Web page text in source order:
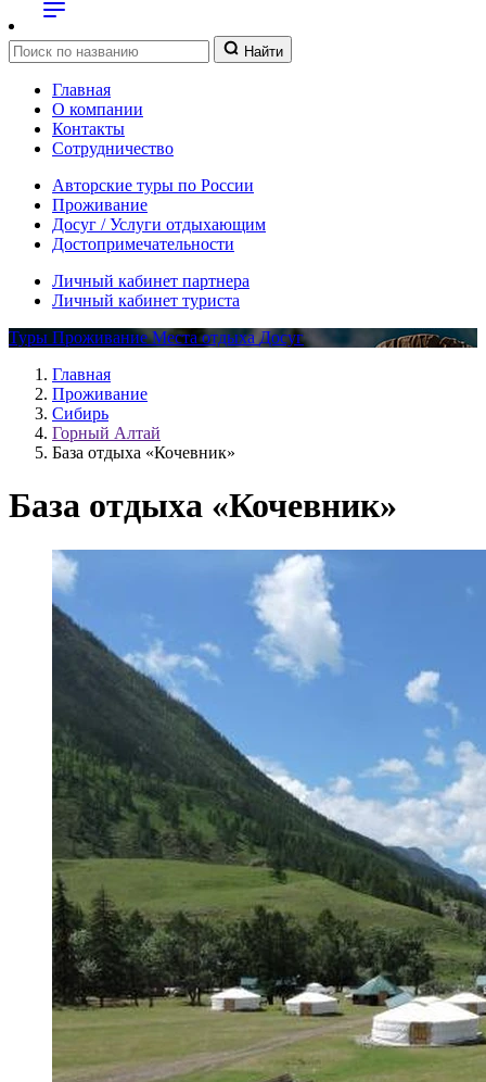
Найти
Главная
О компании
Контакты
Сотрудничество
Авторские туры по России
Проживание
Досуг / Услуги отдыхающим
Достопримечательности
Личный кабинет партнера
Личный кабинет туриста
Туры ПроживаниеМеста отдыха Досуг
Главная
Проживание
Сибирь
Горный Алтай
База отдыха «Кочевник»
База отдыха «Кочевник»